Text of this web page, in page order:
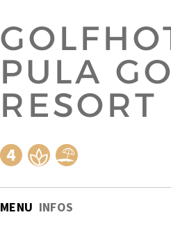
PULA
RESORT
MENU INFOS